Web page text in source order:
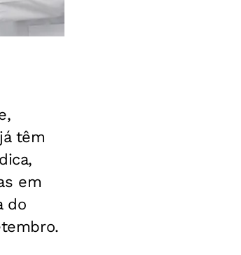
têm
em
do